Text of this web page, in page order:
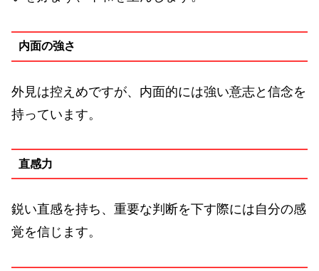
内面の強さ
外見は控えめですが、内面的には強い意志と信念を
持っています。
直感力
鋭い直感を持ち、重要な判断を下す際には自分の感
覚を信じます。